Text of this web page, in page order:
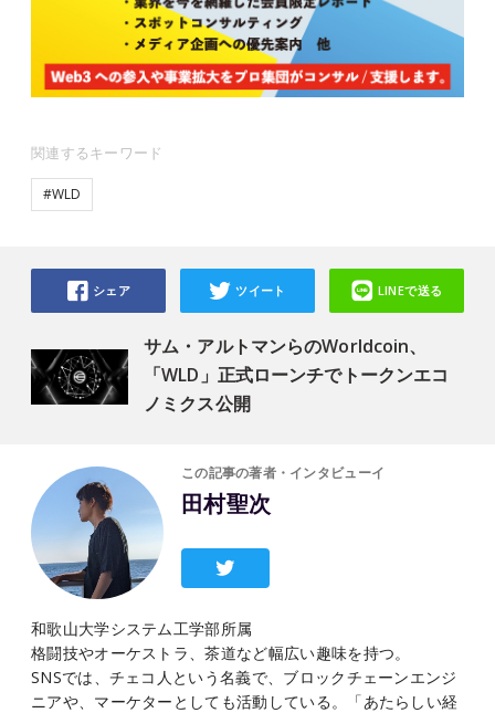
関連するキーワード
#WLD
サム・アルトマンらのWorldcoin、
「WLD」正式ローンチでトークンエコ
ノミクス公開
シェア ツイート LINEで送る
この記事の著者・インタビューイ
田村聖次
和歌山大学システム工学部所属
格闘技やオーケストラ、茶道など幅広い趣味を持つ。
SNSでは、チェコ人という名義で、ブロックチェーンエンジ
ニアや、マーケターとしても活動している。「あたらしい経